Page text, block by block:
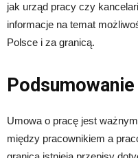
jak urząd pracy czy
informacje na temat
Polsce i za granicą.
Podsumowanie
Umowa o pracę jest
między pracownikiem a